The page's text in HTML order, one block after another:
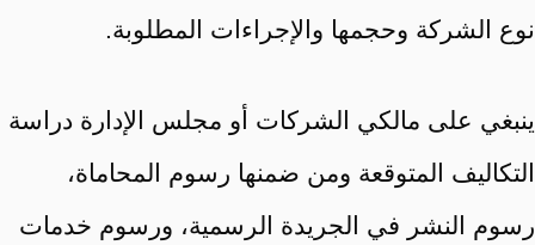
نوع الشركة وحجمها والإجراءات المطلوبة.
ينبغي على مالكي الشركات أو مجلس الإدارة دراسة
التكاليف المتوقعة ومن ضمنها رسوم المحاماة،
رسوم النشر في الجريدة الرسمية، ورسوم خدمات